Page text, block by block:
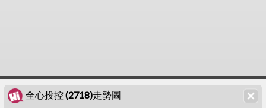
全心投控 (2718)走勢圖